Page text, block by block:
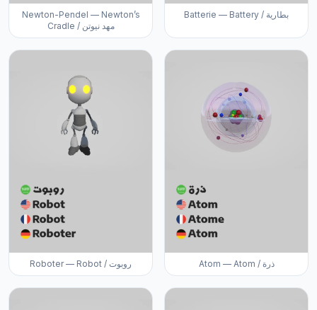
Newton-Pendel — Newton’s
Cradle / مهد نيوتن
Batterie — Battery / بطارية
Roboter — Robot / روبوت Atom — Atom / ذرة